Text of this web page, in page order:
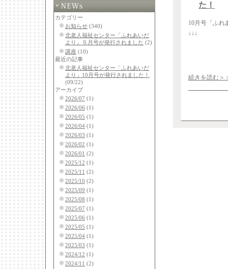
カテゴリー
お知らせ (340)
北老人福祉センター「ふれあいだ
より」５月号が発行されました (2)
講座 (10)
最近の記事
北老人福祉センター「ふれあいだ
より」10月号が発行されました！
(09/22)
アーカイブ
2026/07 (1)
2026/06 (1)
2026/05 (1)
2026/04 (1)
2026/03 (1)
2026/02 (1)
2026/01 (2)
2025/12 (1)
2025/11 (2)
2025/10 (2)
2025/09 (1)
2025/08 (1)
2025/07 (1)
2025/06 (1)
2025/05 (1)
2025/04 (1)
2025/03 (1)
2024/12 (1)
2024/11 (2)
た！
10月号「ふれ
↓↓↓
続きを読む＞